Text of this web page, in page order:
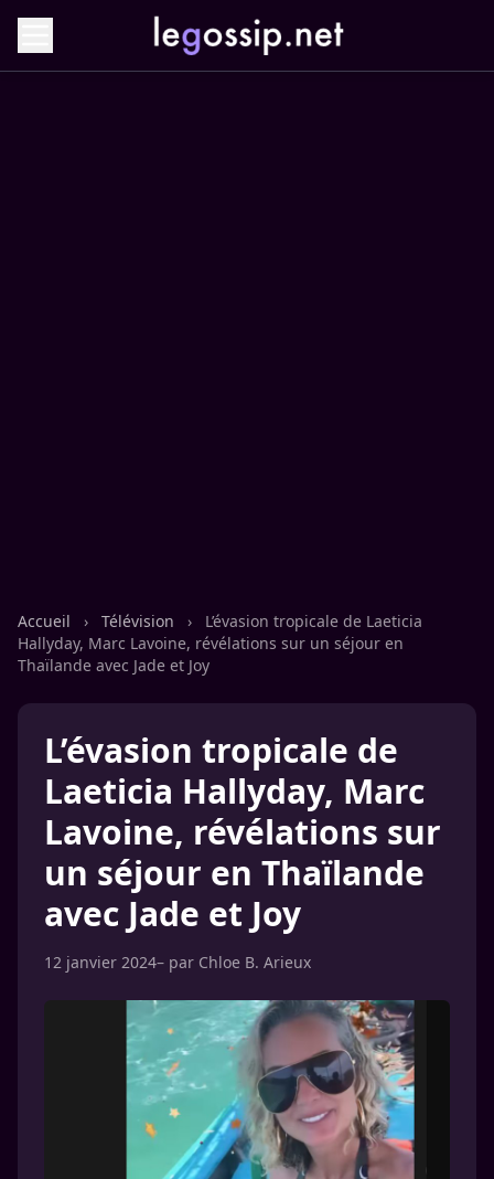
Accueil › Télévision ›
L’évasion tropicale de Laeticia
Hallyday, Marc Lavoine, révélations sur un séjour en
Thaïlande avec Jade et Joy
L’évasion tropicale de
Laeticia Hallyday, Marc
Lavoine, révélations sur
un séjour en Thaïlande
avec Jade et Joy
12 janvier 2024– par Chloe B. Arieux